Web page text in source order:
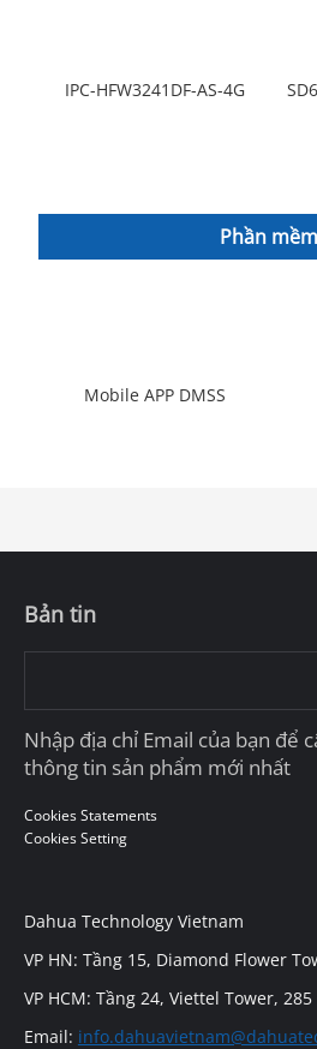
IPC-HFW3241DF-AS-4G
Phần mềm
Mobile APP DMSS
Bản tin
Nhập địa chỉ Email của bạn để
thông tin sản phẩm mới nhất
Cookies Statements
Cookies Setting
Dahua Technology Vietnam
VP HN: Tầng 15, Diamond Flower
VP HCM: Tầng 24, Viettel Tower,
Email: